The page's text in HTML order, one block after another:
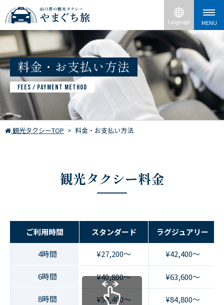
料金・お支払い方法
FEES / PAYMENT METHOD
観光タクシーTOP 料金・お支払い方法
観光タクシー料金
ご利用時間 スタンダード ラグジュアリー
4時間 ¥27,200～ ¥42,400～
6時間 ¥40,800～ ¥63,600～
8時間 ¥54,400～ ¥84,800～